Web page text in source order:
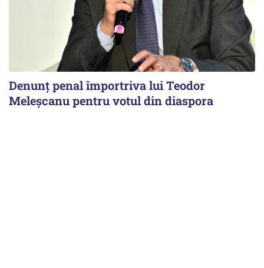
Denunț penal împortriva lui Teodor
Meleșcanu pentru votul din diaspora